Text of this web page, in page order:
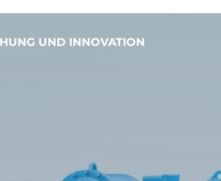
UND INNOVATION